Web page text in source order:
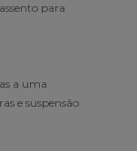
para
a uma
e suspensão